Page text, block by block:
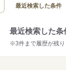
最近検索した条件
最近検索した条
※3件まで履歴が残り